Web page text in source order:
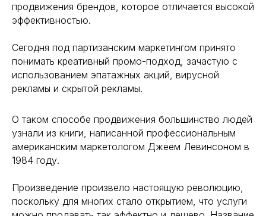
продвижения брендов, которое отличается высокой
эффективностью.
Сегодня под партизанским маркетингом принято
понимать креативный промо-подход, зачастую с
использованием эпатажных акций, вирусной
рекламы и скрытой рекламы.
О таком способе продвижения большинство людей
узнали из книги, написанной профессиональным
американским маркетологом Джеем Левинсоном в
1984 году.
Произведение произвело настоящую революцию,
поскольку для многих стало открытием, что услуги